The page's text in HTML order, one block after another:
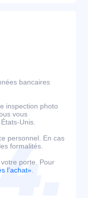
bancaires
inspection photo
vous
Unis.
personnel. En cas
formalités.
porte. Pour
l’achat»